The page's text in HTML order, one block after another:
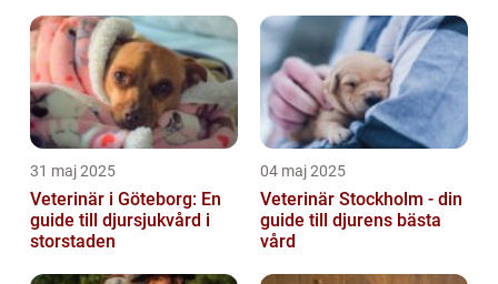
31 maj 2025
Veterinär i Göteborg: En
guide till djursjukvård i
storstaden
04 maj 2025
Veterinär Stockholm - din
guide till djurens bästa
vård